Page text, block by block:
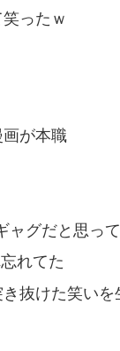
ったｗ
が本職
ャグだと思っ
れてた
抜けた笑いを